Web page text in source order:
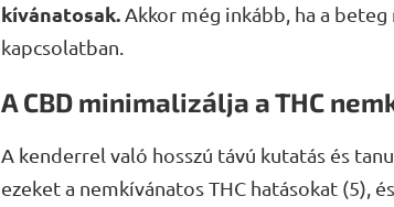
kívánatosak.Akkor még inkább, ha a
kapcsolatban.
A CBD minimalizálja a THC
A kenderrel való hosszú távú kutatás és
ezeket a nemkívánatos THC hatásokat (5),